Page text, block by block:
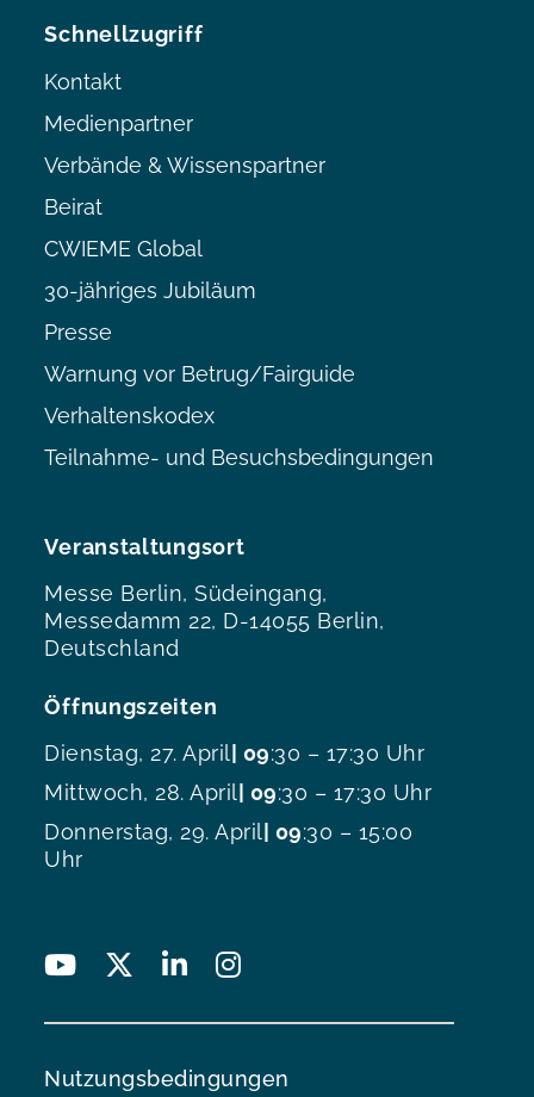
Veranstaltungsort
Messe Berlin, Südeingang,
Messedamm 22, D-14055 Berlin,
Deutschland
Öffnungszeiten
Dienstag, 27. April| 09:30 – 17:30 Uhr
Mittwoch, 28. April| 09:30 – 17:30 Uhr
Donnerstag, 29. April| 09:30 – 15:00
Uhr
Schnellzugriff
Kontakt
Medienpartner
Verbände & Wissenspartner
Beirat
CWIEME Global
30-jähriges Jubiläum
Presse
Warnung vor Betrug/Fairguide
Verhaltenskodex
Teilnahme- und Besuchsbedingungen
Nutzungsbedingungen